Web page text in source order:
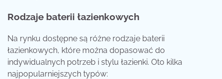
Rodzaje baterii łazienkowych
Na rynku dostępne są różne rodzaje baterii
łazienkowych, które można dopasować do
indywidualnych potrzeb i stylu łazienki. Oto kilka
najpopularniejszych typów: